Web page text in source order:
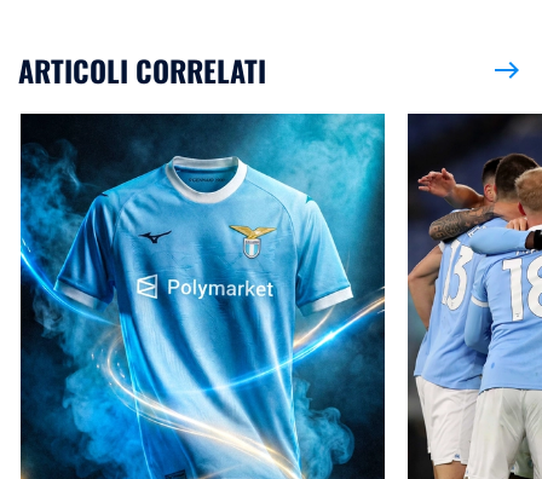
ARTICOLI CORRELATI east